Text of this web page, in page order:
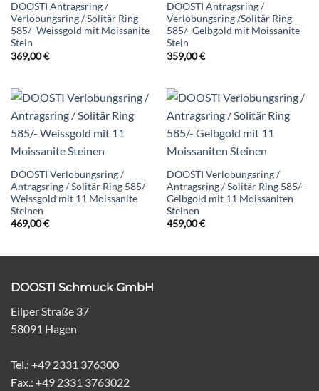
DOOSTI Antragsring /
Verlobungsring / Solitär Ring
585/- Weissgold mit Moissanite
Stein
369,00€
DOOSTI Antragsring /
Verlobungsring /Solitär Ring
585/- Gelbgold mit Moissanite
Stein
359,00€
DOOSTI Verlobungsring /
Antragsring / Solitär Ring 585/-
Weissgold mit 11 Moissanite
Steinen
469,00€
DOOSTI Verlobungsring /
Antragsring / Solitär Ring 585/-
Gelbgold mit 11 Moissaniten
Steinen
459,00€
DOOSTI Schmuck GmbH
Eilper Straße 37
58091 Hagen
Tel.: +49 2331 376300
Fax.: +49 2331 3763022